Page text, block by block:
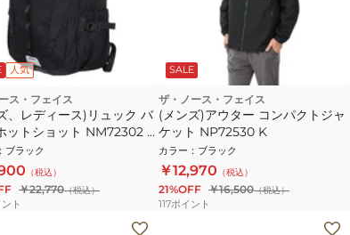
人気
ス・フェイス
、レディース)リュック バ
ットショット NM72302 K
ック 通勤 通学 ビジネス
： ブラック
（税込）
￥22,770（税込）
ト
SALE
ザ・ノース・フェイス
(メンズ)アウター コンパクトジャ
ケット NP72530 K
カラー ： ブラック
￥12,970 （税込）
21%OFF ￥16,500（税込）
117ポイント